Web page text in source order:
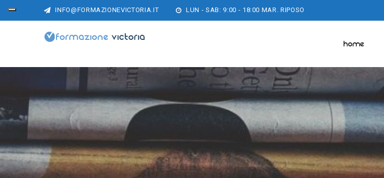
INFO@FORMAZIONEVICTORIA.IT LUN - SAB: 9:00 - 18:00 MAR. RIPOSO
HOME